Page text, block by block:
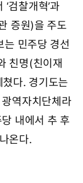
검찰개혁’과
증원)을 주도
는 민주당 경선
친명(친이재
다. 경기도는
역자치단체라
내에서 추 후
온다.